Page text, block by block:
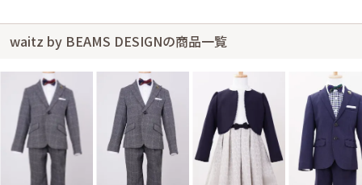
waitz by BEAMS DESIGNの商品一覧